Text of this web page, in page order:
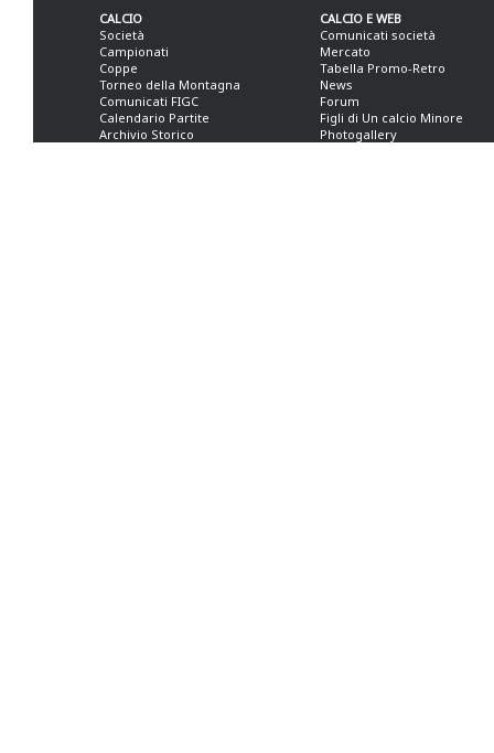
CALCIO
Società
Campionati
Coppe
Torneo della Montagna
Comunicati FIGC
Calendario Partite
Archivio Storico
CALCIO E WEB
Comunicati società
Mercato
Tabella Promo-Retro
News
Forum
Figli di Un calcio Minore
Photogallery